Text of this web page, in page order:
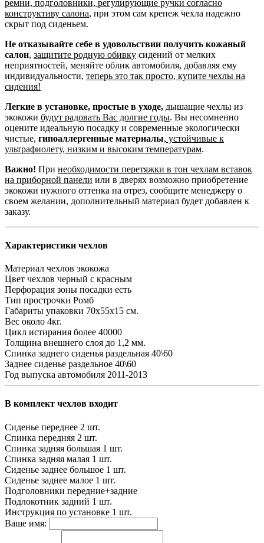
ремни, подголовники, регулирующие ручки согласно
конструктиву салона, при этом сам крепеж чехла надежно
скрыт под сиденьем.
Не отказывайте себе в удовольствии получить кожаный
салон, защитите родную обивку сидений от мелких
неприятностей, меняйте облик автомобиля, добавляя ему
индивидуальности, теперь это так просто, купите чехлы на
сидения!
Легкие в установке, простые в уходе, дышащие чехлы из
экокожи будут радовать Вас долгие годы. Вы несомненно
оцените идеальную посадку и современные экологически
чистые, гипоаллергенные материалы, устойчивые к
ультрафиолету, низким и высоким температурам.
Важно! При необходимости перетяжки в тон чехлам вставок
на приборной панели или в дверях возможно приобретение
экокожи нужного оттенка на отрез, сообщите менеджеру о
своем желании, дополнительный материал будет добавлен к
заказу.
Характеристики чехлов
Материал чехлов экокожа
Цвет чехлов черный с красным
Перфорация зоны посадки есть
Тип прострочки Ромб
Габариты упаковки 70х55х15 см.
Вес около 4кг.
Цикл истирания более 40000
Толщина внешнего слоя до 1,2 мм.
Спинка заднего сиденья раздельная 40\60
Заднее сиденье раздельное 40\60
Год выпуска автомобиля 2011-2013
В комплект чехлов входит
Сиденье переднее 2 шт.
Спинка передняя 2 шт.
Спинка задняя большая 1 шт.
Спинка задняя малая 1 шт.
Сиденье заднее большое 1 шт.
Сиденье заднее малое 1 шт.
Подголовники передние+задние
Подлокотник задний 1 шт.
Инструкция по установке 1 шт.
Ваше имя: